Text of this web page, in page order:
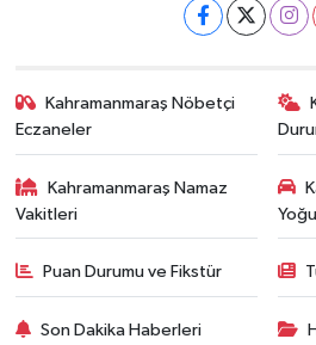
Kahramanmaraş Nöbetçi
Eczaneler
Kahramanmaraş Namaz
Vakitleri
Puan Durumu ve Fikstür
Son Dakika Haberleri